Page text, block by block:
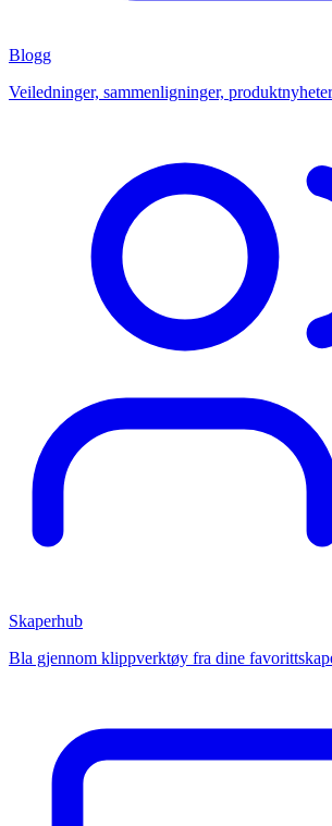
Blogg
Veiledninger, sammenligninger, produktnyheter
Skaperhub
Bla gjennom klippverktøy fra dine